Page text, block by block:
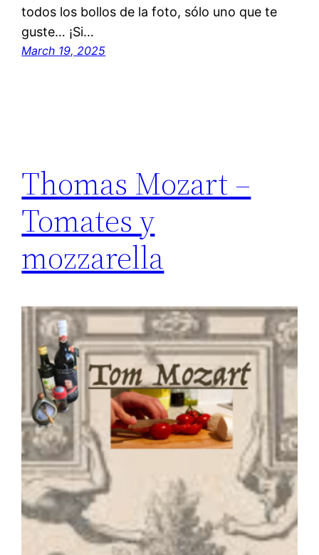
todos los bollos de la foto, sólo uno que te
guste… ¡Si…
March 19, 2025
Thomas Mozart –
Tomates y
mozzarella